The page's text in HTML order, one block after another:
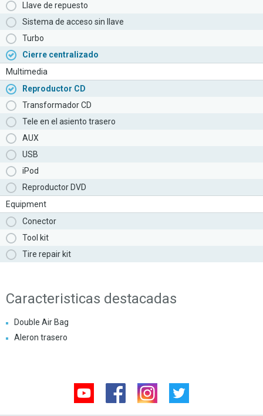
Llave de repuesto
Sistema de acceso sin llave
Turbo
Cierre centralizado
Multimedia
Reproductor CD
Transformador CD
Tele en el asiento trasero
AUX
USB
iPod
Reproductor DVD
Equipment
Conector
Tool kit
Tire repair kit
Caracteristicas destacadas
Double Air Bag
Aleron trasero
Youtube Facebook Instagram